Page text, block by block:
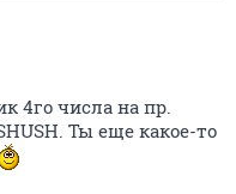
4го числа на пр.
Ты еще какое-то